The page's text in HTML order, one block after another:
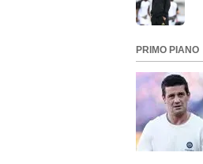
PRIMO PIANO